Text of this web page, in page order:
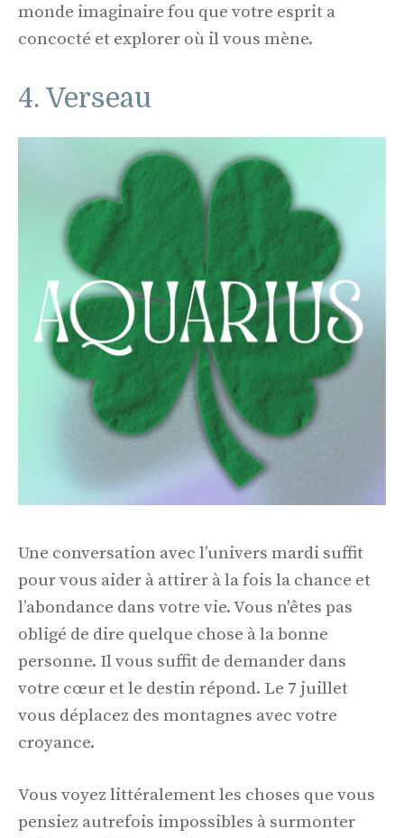
monde imaginaire fou que votre esprit a
concocté et explorer où il vous mène.
4. Verseau
Une conversation avec l’univers mardi suffit
pour vous aider à attirer à la fois la chance et
l’abondance dans votre vie. Vous n'êtes pas
obligé de dire quelque chose à la bonne
personne. Il vous suffit de demander dans
votre cœur et le destin répond. Le 7 juillet
vous déplacez des montagnes avec votre
croyance.
Vous voyez littéralement les choses que vous
pensiez autrefois impossibles à surmonter